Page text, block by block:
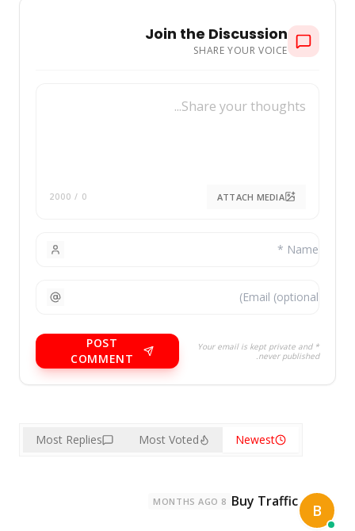
Join the Discussion
SHARE YOUR VOICE
ATTACH MEDIA
* Your email is kept private and
never published.
POST
COMMENT
Newest
Most Voted
Most Replies
B
Buy Traffic
8 MONTHS AGO